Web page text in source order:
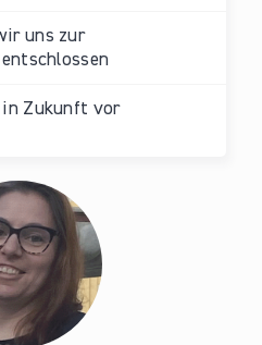
uns zur
in Zukunft vor